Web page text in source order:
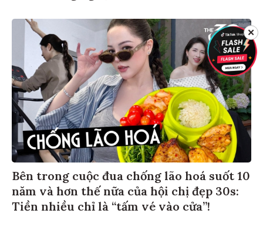
Bên trong cuộc đua chống lão hoá suốt 10
năm và hơn thế nữa của hội chị đẹp 30s:
Tiền nhiều chỉ là “tấm vé vào cửa”!
✕